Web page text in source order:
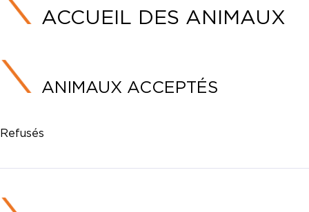
ACCUEIL DES ANIMAUX
ANIMAUX ACCEPTÉS
Refusés